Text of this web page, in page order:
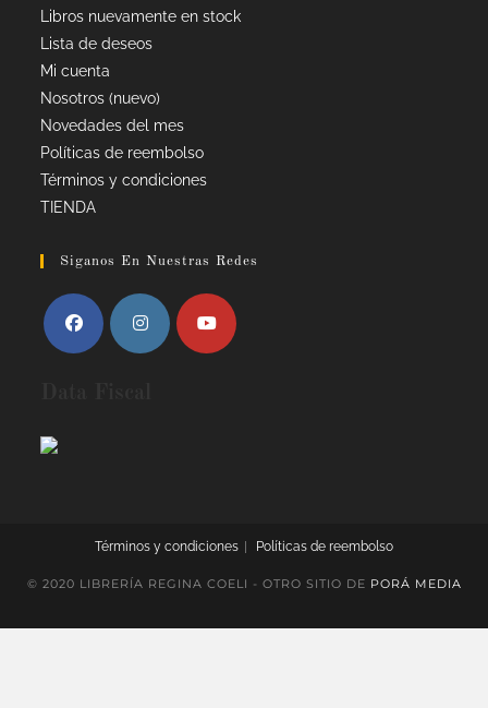
Libros nuevamente en stock
Lista de deseos
Mi cuenta
Nosotros (nuevo)
Novedades del mes
Políticas de reembolso
Términos y condiciones
TIENDA
Siganos En Nuestras Redes
Términos y condiciones Políticas de reembolso
© 2020 LIBRERÍA REGINA COELI - OTRO SITIO DE PORÁ MEDIA